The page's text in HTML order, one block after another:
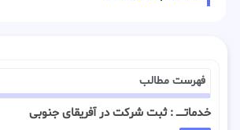
فهرست مطالب
خدماتـــــ : ثبت شرکت در آفریقای جنوبی